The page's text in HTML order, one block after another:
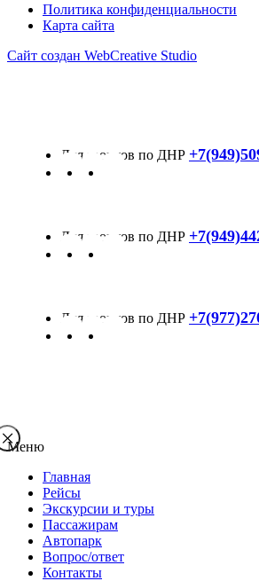
Политика конфиденциальности
Карта сайта
Сайт создан WebCreative Studio
Меню
Главная
Рейсы
Экскурсии и туры
Пассажирам
Автопарк
Вопрос/ответ
Контакты